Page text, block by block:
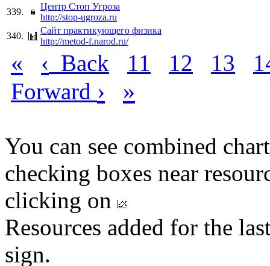
339.
Центр Стоп Угроза
http://stop-ugroza.ru
340.
Сайт практикующего физика
http://metod-f.narod.ru/
« ‹ Back 11 12 13
Forward › »
You can see combined
checking boxes near
clicking on
Resources added for the
sign.